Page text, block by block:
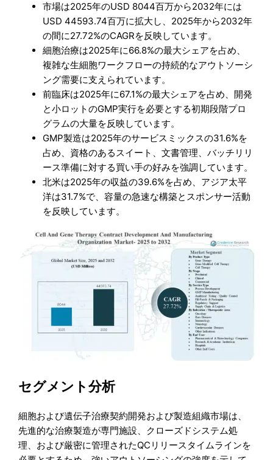
市場は2025年のUSD 8044百万から2032年には
USD 44593.74百万に拡大し、2025年から2032年
の間に27.72%のCAGRを反映しています。
細胞治療は2025年に66.8%の最大シェアを占め、
複雑な生細胞ワークフローの持続的なアウトソーシ
ング需要に支えられています。
前臨床は2025年に67.1%の最大シェアを占め、開発
と小ロットのGMP実行を必要とする初期段階プロ
グラムの大量を反映しています。
GMP製造は2025年のサービスミックスの31.6%を
占め、資格のあるスイート、文書管理、バッチリリ
ース準備に対する買い手の好みを強調しています。
北米は2025年の収益の39.6%を占め、アジア太平
洋は31.7%で、容量の急速な構築とスポンサー活動
を反映しています。
セグメント分析
細胞および遺伝子治療契約開発および製造組織市場は、
先進的な治療製造が専門施設、クローズドシステム処
理、および厳密に管理されたQCリリースタイムラインを